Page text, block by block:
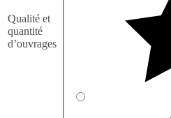
Qualité et
quantité
d’ouvrages